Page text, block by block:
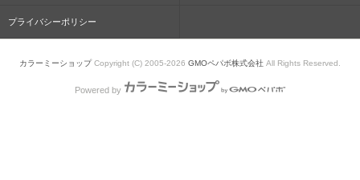
プライバシーポリシー
カラーミーショップCopyright (C) 2005-2026 GMOペパボ株式会社 All Rights Reserved.
Powered by